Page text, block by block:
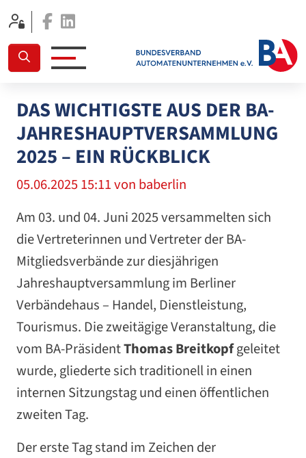
Facebook
DAS WICHTIGSTE AUS DER BA-
JAHRESHAUPTVERSAMMLUNG
2025 – EIN RÜCKBLICK
05.06.2025 15:11von baberlin
Am 03. und 04. Juni 2025 versammelten sich
die Vertreterinnen und Vertreter der BA-
Mitgliedsverbände zur diesjährigen
Jahreshauptversammlung im Berliner
Verbändehaus – Handel, Dienstleistung,
Tourismus. Die zweitägige Veranstaltung, die
vom BA-PräsidentThomas Breitkopfgeleitet
wurde, gliederte sich traditionell in einen
internen Sitzungstag und einen öffentlichen
zweiten Tag.
Der erste Tag stand im Zeichen der